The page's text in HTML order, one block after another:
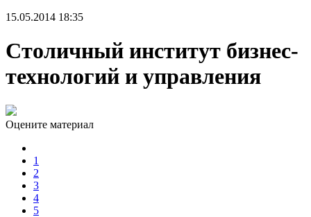
15.05.2014 18:35
Столичный институт бизнес-
технологий и управления
Оцените материал
1
2
3
4
5